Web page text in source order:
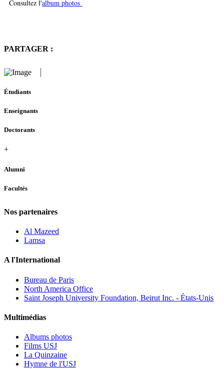
Consultez l'album photos
PARTAGER :
Étudiants
Enseignants
Doctorants
+
Alumni
Facultés
Nos partenaires
Al Mazeed
Lamsa
A l'International
Bureau de Paris
North America Office
Saint Joseph University Foundation, Beirut Inc. - États-Unis
Multimédias
Albums photos
Films USJ
La Quinzaine
Hymne de l'USJ